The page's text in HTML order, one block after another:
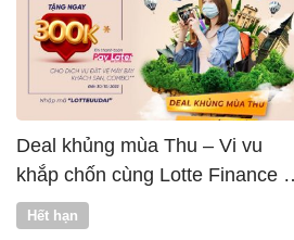
Deal khủng mùa Thu – Vi vu
khắp chốn cùng Lotte Finance x
Vntrip
Hết hạn